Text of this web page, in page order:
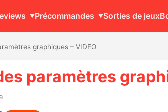
Précommandes Sorties de jeux
graphiques – VIDEO
paramètres